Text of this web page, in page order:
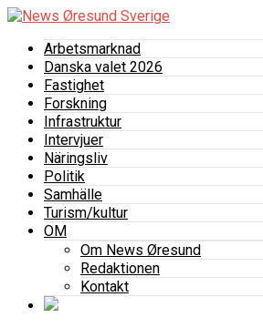
Arbetsmarknad
Danska valet 2026
Fastighet
Forskning
Infrastruktur
Intervjuer
Näringsliv
Politik
Samhälle
Turism/kultur
OM
Om News Øresund
Redaktionen
Kontakt